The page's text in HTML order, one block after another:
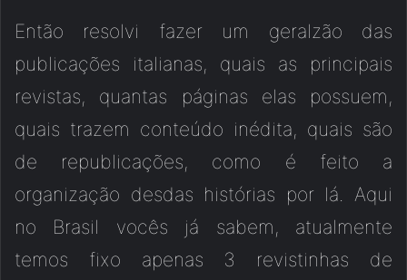
Então resolvi fazer um geralzão das
publicações italianas, quais as principais
revistas, quantas páginas elas possuem,
quais trazem conteúdo inédita, quais são
de republicações, como é feito a
organização desdas histórias por lá. Aqui
no Brasil vocês já sabem, atualmente
temos fixo apenas 3 revistinhas de